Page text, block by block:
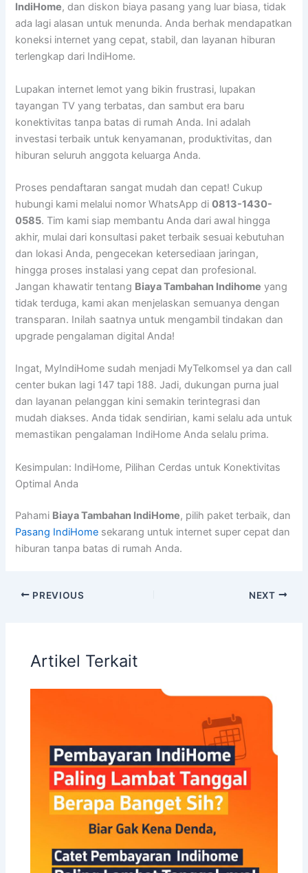
IndiHome, dan diskon biaya pasang yang luar biasa, tidak
ada lagi alasan untuk menunda. Anda berhak mendapatkan
koneksi internet yang cepat, stabil, dan layanan hiburan
terlengkap dari IndiHome.
Lupakan internet lemot yang bikin frustrasi, lupakan
tayangan TV yang terbatas, dan sambut era baru
konektivitas tanpa batas di rumah Anda. Ini adalah
investasi terbaik untuk kenyamanan, produktivitas, dan
hiburan seluruh anggota keluarga Anda.
Proses pendaftaran sangat mudah dan cepat! Cukup
hubungi kami melalui nomor WhatsApp di0813-1430-
0585. Tim kami siap membantu Anda dari awal hingga
akhir, mulai dari konsultasi paket terbaik sesuai kebutuhan
dan lokasi Anda, pengecekan ketersediaan jaringan,
hingga proses instalasi yang cepat dan profesional.
Jangan khawatir tentang Biaya Tambahan Indihome yang
tidak terduga, kami akan menjelaskan semuanya dengan
transparan. Inilah saatnya untuk mengambil tindakan dan
upgrade pengalaman digital Anda!
Ingat, MyIndiHome sudah menjadi MyTelkomsel ya dan call
center bukan lagi 147 tapi 188. Jadi, dukungan purna jual
dan layanan pelanggan kini semakin terintegrasi dan
mudah diakses. Anda tidak sendirian, kami selalu ada untuk
memastikan pengalaman IndiHome Anda selalu prima.
Kesimpulan: IndiHome, Pilihan Cerdas untuk Konektivitas
Optimal Anda
Pahami Biaya Tambahan IndiHome, pilih paket terbaik, dan
Pasang IndiHome sekarang untuk internet super cepat dan
hiburan tanpa batas di rumah Anda.
PREVIOUS NEXT
Artikel Terkait